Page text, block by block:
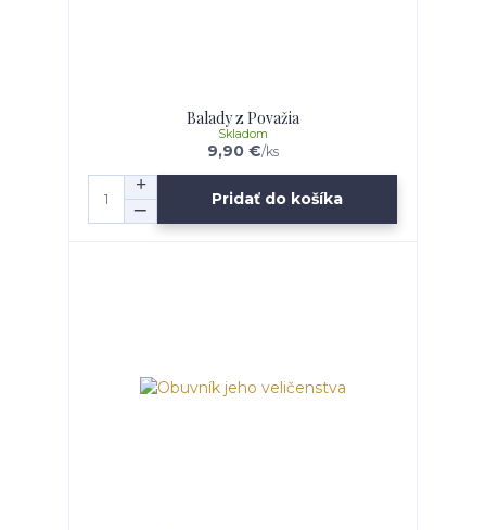
Balady z Považia
9,90 €/ks
Skladom
Pridať do košíka